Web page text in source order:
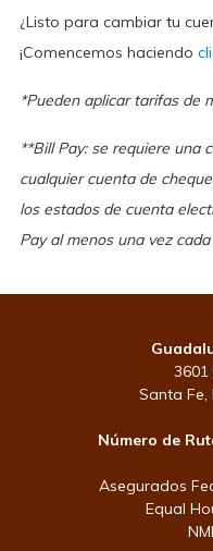
¿Listo para cambiar tu
¡Comencemos haciendo
*Pueden aplicar tarifas de
**Bill Pay: se requiere una
cualquier cuenta de
los estados de cuenta
Pay al menos una vez
3601
Santa Fe,
Número de
Asegurados
Equal